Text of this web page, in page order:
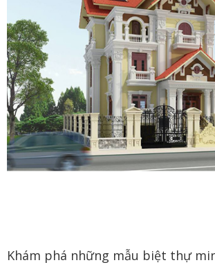
Website:
Gmail:
Hotline
: 0974 775 625 hoặc
Khám phá những mẫu biệt thự